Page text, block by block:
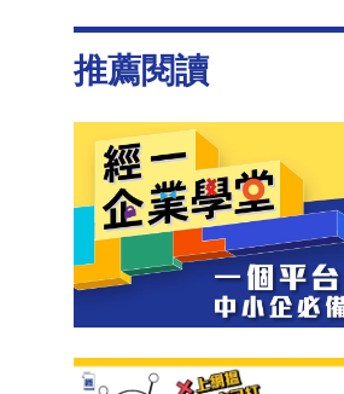
推薦閱讀